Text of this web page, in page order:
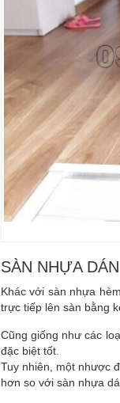
SÀN NHỰA
Khác với sàn nhựa
trực tiếp lên sàn bằng
Cũng giống như các
đặc biệt tốt.
Tuy nhiên, một nhược
hơn so với sàn nhựa